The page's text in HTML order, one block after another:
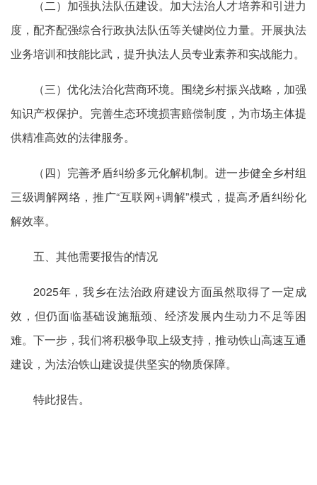
（二）加强执法队伍建设。加大法治人才培养和引进力
度，配齐配强综合行政执法队伍等关键岗位力量。开展执法
业务培训和技能比武，提升执法人员专业素养和实战能力。
（三）优化法治化营商环境。围绕乡村振兴战略，加强
知识产权保护。 完善生态环境损害赔偿制度，为市场主体提
供精准高效的法律服务。
（四）完善矛盾纠纷多元化解机制。进一步健全乡村组
三级调解网络，推广“互联网+调解”模式，提高矛盾纠纷化
解效率。
五、其他需要报告的情况
2025年，我乡在法治政府建设方面虽然取得了一定成
效，但仍面临基础设施瓶颈、经济发展内生动力不足等困
难。下一步，我们将积极争取上级支持，推动铁山高速互通
建设，为法治铁山建设提供坚实的物质保障。
特此报告。